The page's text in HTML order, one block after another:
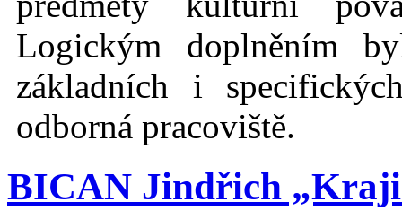
Logickým doplněním
základních i
odborná pracoviště.
BICAN Jindřich